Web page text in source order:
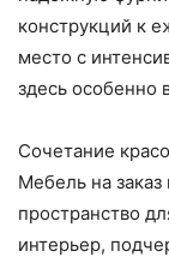
конструкций к
место с
здесь особенно
Сочетание
Мебель на заказ
пространство
интерьер,